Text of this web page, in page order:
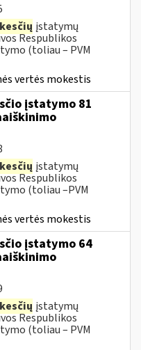
įstatymų
Respublikos
(toliau – PVM
vertės mokestis
įstatymo 81
įstatymų
Respublikos
(toliau –PVM
vertės mokestis
įstatymo 64
įstatymų
Respublikos
(toliau – PVM